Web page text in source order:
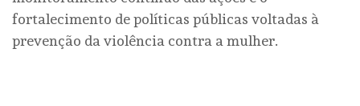
fortalecimento de políticas públicas voltadas à
prevenção da violência contra a mulher.